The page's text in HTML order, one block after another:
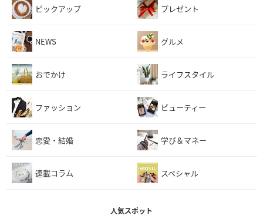
ピックアップ プレゼント
NEWS グルメ
おでかけ ライフスタイル
ファッション ビューティー
恋愛・結婚 学び＆マネー
連載コラム スペシャル
人気スポット